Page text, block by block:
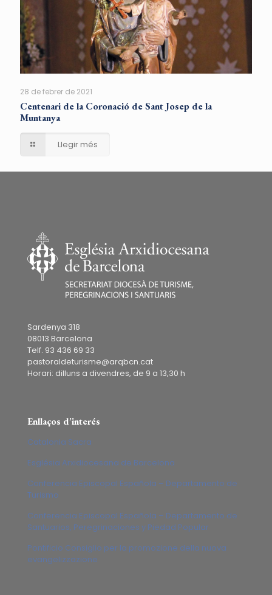
28 de febrer de 2021
Centenari de la Coronació de Sant Josep de la
Muntanya
Llegir més
Sardenya 318
08013 Barcelona
Telf. 93 436 69 33
pastoraldeturisme@arqbcn.cat
Horari: dilluns a divendres, de 9 a 13,30 h
Enllaços d’interés
Catalonia Sacra
Església Arxidiocesana de Barcelona
Conferencia Episcopal Española – Departamento de
Turismo
Conferencia Episcopal Española – Departamento de
Santuarios, Peregrinaciones y Piedad Popular
Pontificio Consiglio per la promozione della nuova
evangelizzazione